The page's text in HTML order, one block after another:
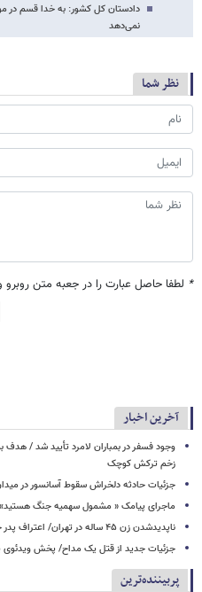
دادستان کل کشور: به خدا قسم در
نمی‌دهد
نظر شما
* لطفا حاصل عبارت را در جعبه متن روبرو
آخرین اخبار
زخم ترکش کوچک
جزئیات حادثه دلخراش سقوط آسانسور در
ماجرای پیامک « مشمول سهمیه جنگ
ناپدیدشدن زن ۴۵ ساله در تهران/ اعتراف پدر خانواده به قتل همسر و دخترش
جزئیات جدید از قتل یک مداح/ پخش ویدئوی
پربیننده‌ترین